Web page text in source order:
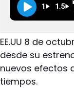
1 1.5
EE.UU 8 de
desde su
nuevos efectos
tiempos.